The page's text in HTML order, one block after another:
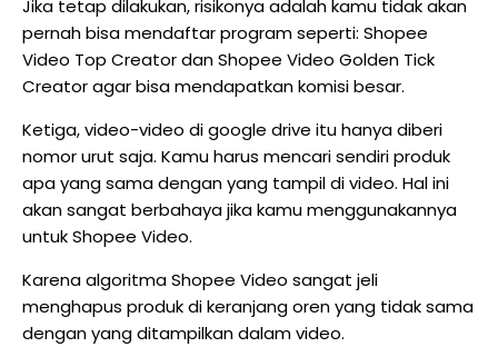
Jika tetap dilakukan, risikonya adalah kamu tidak akan
pernah bisa mendaftar program seperti: Shopee
Video Top Creator dan Shopee Video Golden Tick
Creator agar bisa mendapatkan komisi besar.
Ketiga, video-video di google drive itu hanya diberi
nomor urut saja. Kamu harus mencari sendiri produk
apa yang sama dengan yang tampil di video. Hal ini
akan sangat berbahaya jika kamu menggunakannya
untuk Shopee Video.
Karena algoritma Shopee Video sangat jeli
menghapus produk di keranjang oren yang tidak sama
dengan yang ditampilkan dalam video.